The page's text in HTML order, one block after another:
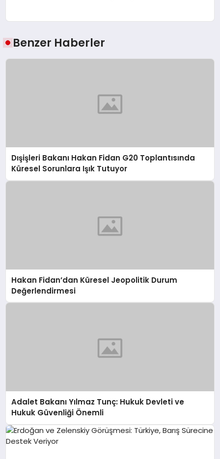
Benzer Haberler
Dışişleri Bakanı Hakan Fidan G20 Toplantısında
Küresel Sorunlara Işık Tutuyor
Hakan Fidan’dan Küresel Jeopolitik Durum
Değerlendirmesi
Adalet Bakanı Yılmaz Tunç: Hukuk Devleti ve
Hukuk Güvenliği Önemli